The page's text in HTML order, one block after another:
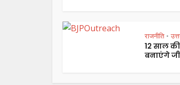
राजनीति •
12 साल
बनाएंगे